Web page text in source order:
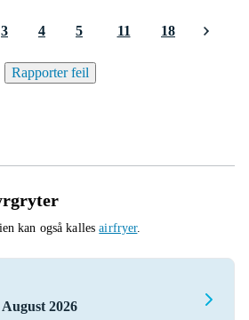
3 4 5 11 18
Rapporter feil
kan også kallesairfryer.
2026